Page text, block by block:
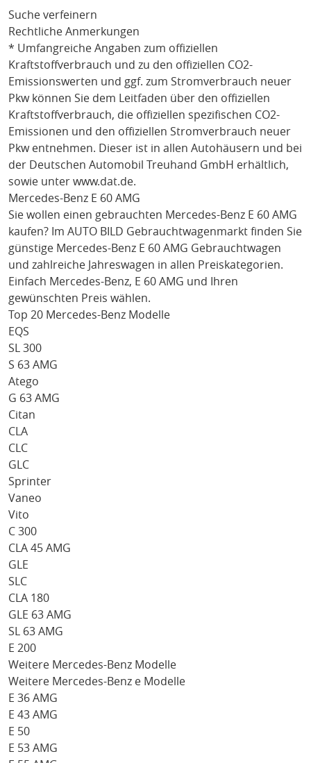
Suche verfeinern
Rechtliche Anmerkungen
* Umfangreiche Angaben zum offiziellen
Kraftstoffverbrauch und zu den offiziellen CO2-
Emissionswerten und ggf. zum Stromverbrauch neuer
Pkw können Sie dem Leitfaden über den offiziellen
Kraftstoffverbrauch, die offiziellen spezifischen CO2-
Emissionen und den offiziellen Stromverbrauch neuer
Pkw entnehmen. Dieser ist in allen Autohäusern und bei
der Deutschen Automobil Treuhand GmbH erhältlich,
sowie unter www.dat.de.
Mercedes-Benz E 60 AMG
Sie wollen einen gebrauchten Mercedes-Benz E 60 AMG
kaufen? Im AUTO BILD Gebrauchtwagenmarkt finden Sie
günstige Mercedes-Benz E 60 AMG Gebrauchtwagen
und zahlreiche Jahreswagen in allen Preiskategorien.
Einfach Mercedes-Benz, E 60 AMG und Ihren
gewünschten Preis wählen.
Top 20 Mercedes-Benz Modelle
EQS
SL 300
S 63 AMG
Atego
G 63 AMG
Citan
CLA
CLC
GLC
Sprinter
Vaneo
Vito
C 300
CLA 45 AMG
GLE
SLC
CLA 180
GLE 63 AMG
SL 63 AMG
E 200
Weitere Mercedes-Benz Modelle
Weitere Mercedes-Benz e Modelle
E 36 AMG
E 43 AMG
E 50
E 53 AMG